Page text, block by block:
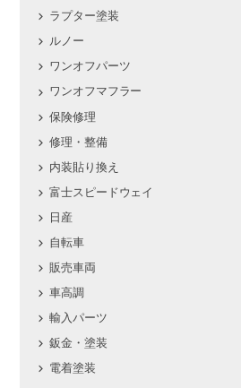
ラプター塗装
ルノー
ワンオフパーツ
ワンオフマフラー
保険修理
修理・整備
内装貼り換え
富士スピードウェイ
日産
自転車
販売車両
車高調
輸入パーツ
鈑金・塗装
電着塗装